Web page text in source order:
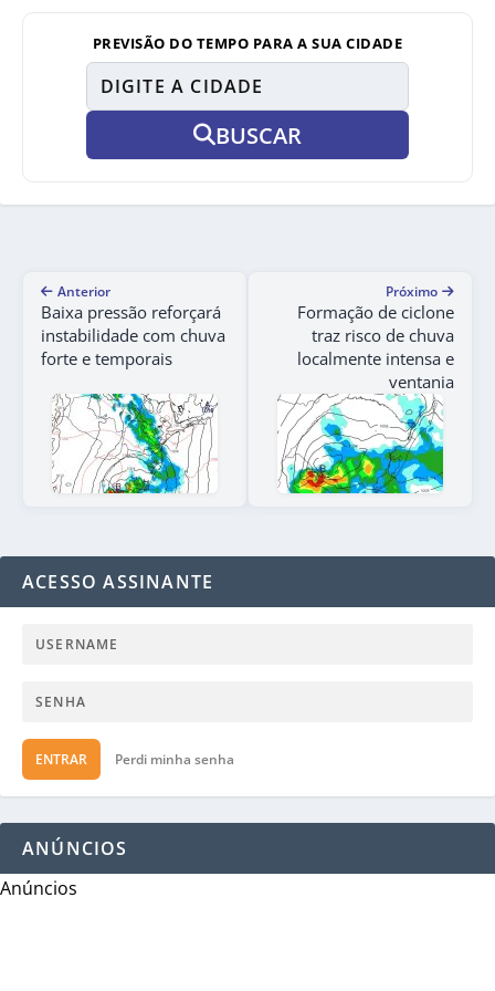
PREVISÃO DO TEMPO PARA A SUA CIDADE
BUSCAR
Anterior
Baixa pressão reforçará
instabilidade com chuva
forte e temporais
Próximo
Formação de ciclone
traz risco de chuva
localmente intensa e
ventania
ACESSO ASSINANTE
ENTRAR Perdi minha senha
ANÚNCIOS
Anúncios